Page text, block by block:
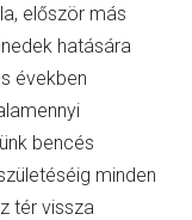
először más
hatására
években
bencés
minden
tér vissza